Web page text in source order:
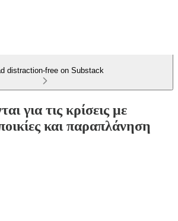
distraction-free on Substack
για τις κρίσεις με
και παραπλάνηση